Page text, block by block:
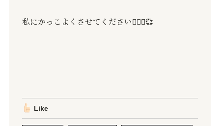
私にかっこよくさせてください💇🏻‍♀️💞
Like